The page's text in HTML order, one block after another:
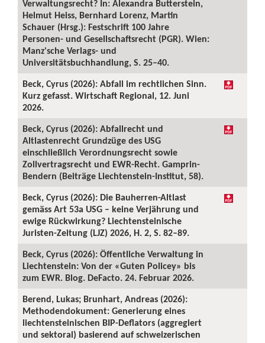
Verwaltungsrecht? In: Alexandra Butterstein,
Helmut Heiss, Bernhard Lorenz, Martin
Schauer (Hrsg.): Festschrift 100 Jahre
Personen- und Gesellschaftsrecht (PGR). Wien:
Manz'sche Verlags- und
Universitätsbuchhandlung, S. 25–40.
Beck, Cyrus (2026): Abfall im rechtlichen Sinn.
Kurz gefasst. Wirtschaft Regional, 12. Juni
2026.
Beck, Cyrus (2026): Abfallrecht und
Altlastenrecht Grundzüge des USG
einschließlich Verordnungsrecht sowie
Zollvertragsrecht und EWR-Recht. Gamprin-
Bendern (Beiträge Liechtenstein-Institut, 58).
Beck, Cyrus (2026): Die Bauherren-Altlast
gemäss Art 53a USG – keine Verjährung und
ewige Rückwirkung? Liechtensteinische
Juristen-Zeitung (LJZ) 2026, H. 2, S. 82–89.
Beck, Cyrus (2026): Öffentliche Verwaltung in
Liechtenstein: Von der «Guten Policey» bis
zum EWR. Blog. DeFacto. 24. Februar 2026.
Berend, Lukas; Brunhart, Andreas (2026):
Methodendokument: Generierung eines
liechtensteinischen BIP-Deflators (aggregiert
und sektoral) basierend auf schweizerischen